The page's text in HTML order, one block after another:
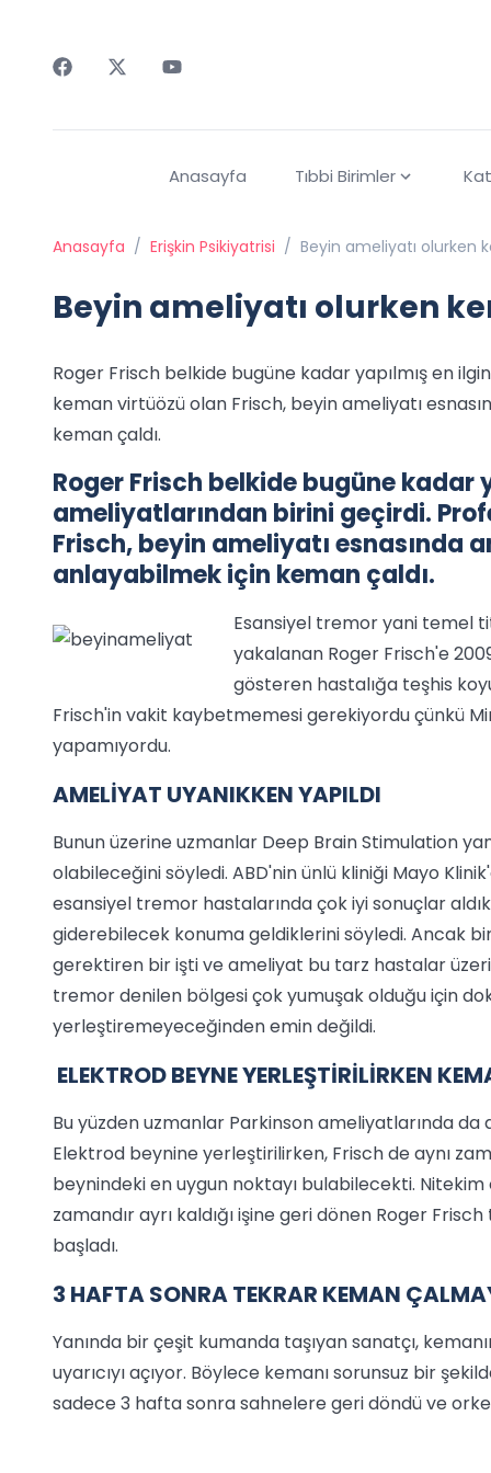
Anasayfa Tıbbi Birimler
Anasayfa / Erişkin Psikiyatrisi / Beyin ameliyatı olurken
Beyin ameliyatı olurken
Roger Frisch belkide bugüne kadar yapılmış en
keman virtüözü olan Frisch, beyin ameliyatı
keman çaldı.
Roger Frisch belkide bugüne kadar
ameliyatlarından birini geçirdi.
Frisch, beyin ameliyatı esnasında
anlayabilmek için keman çaldı.
Esansiyel tremor yani temel
yakalanan Roger Frisch'e
gösteren hastalığa teşhis
Frisch'in vakit kaybetmemesi gerekiyordu çünkü
yapamıyordu.
AMELİYAT UYANIKKEN YAPILDI
Bunun üzerine uzmanlar Deep Brain Stimulation
olabileceğini söyledi. ABD'nin ünlü kliniği Mayo
esansiyel tremor hastalarında çok iyi sonuçlar
giderebilecek konuma geldiklerini söyledi. Ancak
gerektiren bir işti ve ameliyat bu tarz hastalar
tremor denilen bölgesi çok yumuşak olduğu için
yerleştiremeyeceğinden emin değildi.
ELEKTROD BEYNE YERLEŞTİRİLİRKEN
Bu yüzden uzmanlar Parkinson ameliyatlarında
Elektrod beynine yerleştirilirken, Frisch de aynı
beynindeki en uygun noktayı bulabilecekti.
zamandır ayrı kaldığı işine geri dönen Roger
başladı.
3 HAFTA SONRA TEKRAR KEMAN
Yanında bir çeşit kumanda taşıyan sanatçı,
uyarıcıyı açıyor. Böylece kemanı sorunsuz bir
sadece 3 hafta sonra sahnelere geri döndü ve